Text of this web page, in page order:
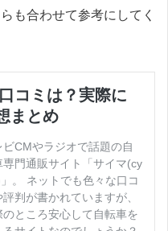
も合わせて参考にしてく